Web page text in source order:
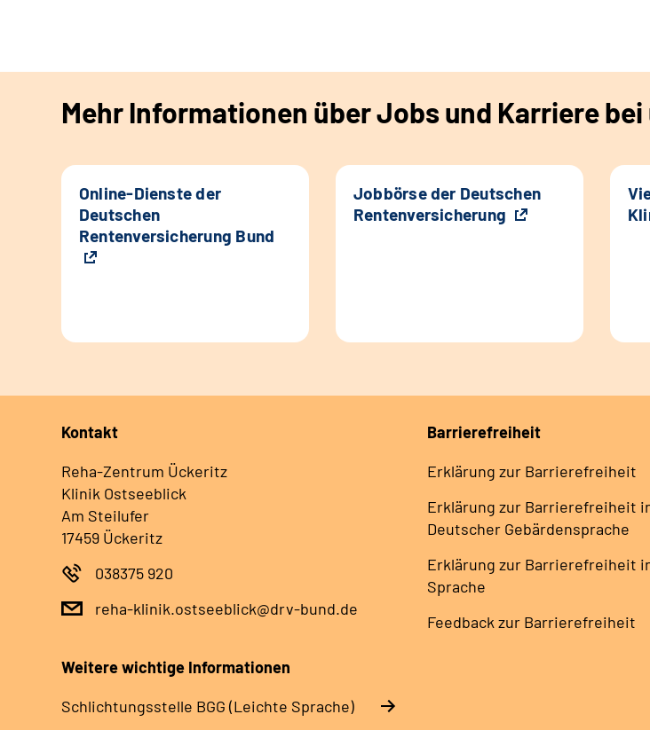
Mehr Informationen über Jobs und Karriere bei
Online-Dienste der
Deutschen
Rentenversicherung Bund
Jobbörse der Deutschen
Rentenversicherung
Kontakt
Reha-Zentrum Ückeritz
Klinik Ostseeblick
Am Steilufer
17459 Ückeritz
038375 920
reha-klinik.ostseeblick@drv-bund.de
Barrierefreiheit
Erklärung zur Barrierefreiheit
Erklärung zur Barrierefreiheit
Deutscher Gebärdensprache
Erklärung zur Barrierefreiheit
Sprache
Feedback zur Barrierefreiheit
Weitere wichtige Informationen
Schlich­tungs­stel­le BGG (Leichte Sprache)